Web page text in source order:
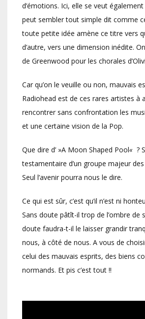
d’émotions. Ici, elle se veut
peut sembler tout simple dit comme
toute petite idée amène ce titre vers
d’autre, vers une dimension inédite.
de Greenwood pour les chorales
Car qu’on le veuille ou non, mauvais
Radiohead est de ces rares artistes à
rencontrer sans confrontation les
et une certaine vision de la Pop.
Que dire d’ »A Moon Shaped Pool« ?
testamentaire d’un groupe majeur
Seul l’avenir pourra nous le dire.
Ce qui est sûr, c’est qu’il n’est ni
Sans doute pâtît-il trop de l’ombre de
doute faudra-t-il le laisser grandir
nous, à côté de nous. A vous de
celui des mauvais esprits, des biens
normands. Et pis c’est tout !!